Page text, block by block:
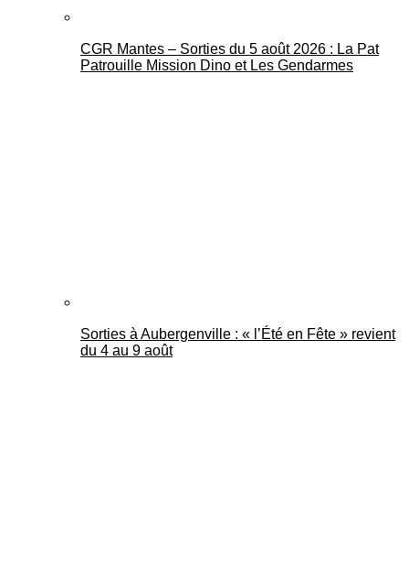
CGR Mantes – Sorties du 5 août 2026 : La Pat
Patrouille Mission Dino et Les Gendarmes
Sorties à Aubergenville : « l’Été en Fête » revient
du 4 au 9 août